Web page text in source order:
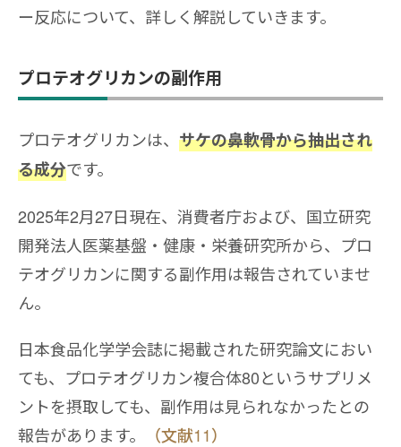
ー反応について、詳しく解説していきます。
プロテオグリカンの副作用
プロテオグリカンは、 サケの鼻軟骨から抽出され
る成分です。
2025年2月27日現在、消費者庁および、国立研究
開発法人医薬基盤・健康・栄養研究所から、プロ
テオグリカンに関する副作用は報告されていませ
ん。
日本食品化学学会誌に掲載された研究論文におい
ても、プロテオグリカン複合体80というサプリメ
ントを摂取しても、副作用は見られなかったとの
報告があります。
（文献11）